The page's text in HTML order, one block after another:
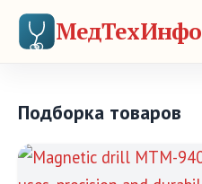
МедТехИнфо
Подборка товаров